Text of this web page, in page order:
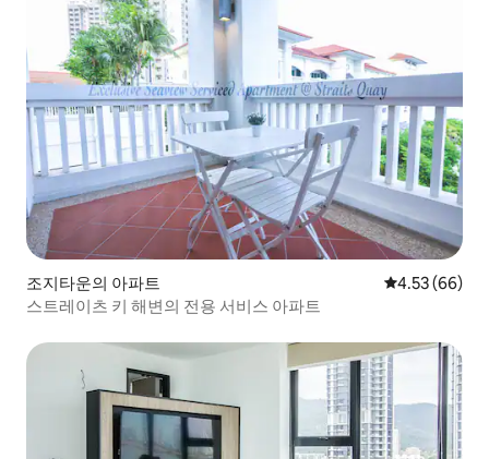
조지타운의 아파트 평점 4.53점(5
4.53 (66)
스트레이츠 키 해변의 전용 서비스 아파트